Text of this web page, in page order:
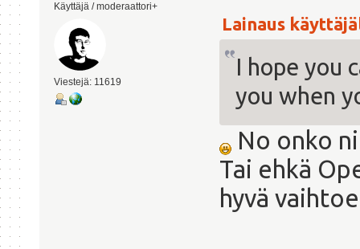
Käyttäjä / moderaattori+
Viestejä: 11619
Lainaus
I hope you
you when
No onko
Tai ehkä
hyvä